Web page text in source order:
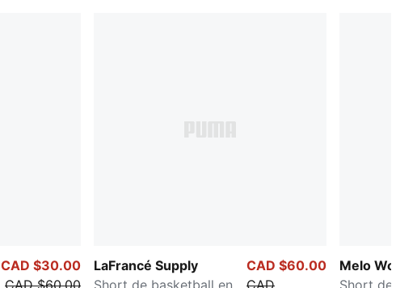
CAD $30.00
CAD $60.00
LaFrancé Supply
Short de basketball en
CAD $60.00
CAD
Melo World
Short de